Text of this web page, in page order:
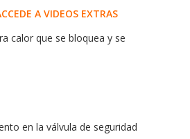
A VIDEOS EXTRAS
calor que se bloquea y se
en la válvula de seguridad